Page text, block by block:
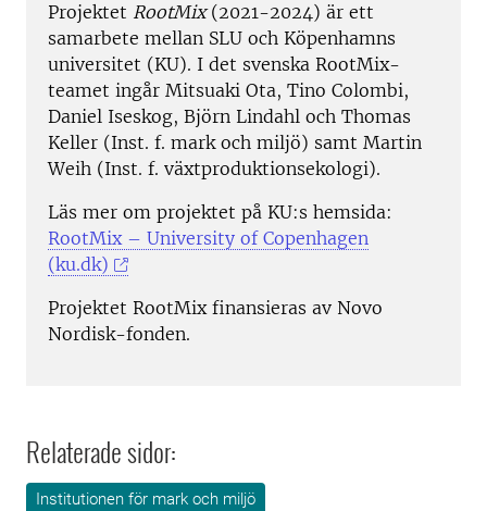
Projektet RootMix(2021-2024) är ett
samarbete mellan SLU och Köpenhamns
universitet (KU). I det svenska RootMix-
teamet ingår Mitsuaki Ota, Tino Colombi,
Daniel Iseskog, Björn Lindahl och Thomas
Keller (Inst. f. mark och miljö) samt Martin
Weih (Inst. f. växtproduktionsekologi).
Läs mer om projektet på KU:s hemsida:
RootMix – University of Copenhagen
(ku.dk)
Projektet RootMix finansieras av Novo
Nordisk-fonden.
Relaterade sidor:
Institutionen för mark och miljö